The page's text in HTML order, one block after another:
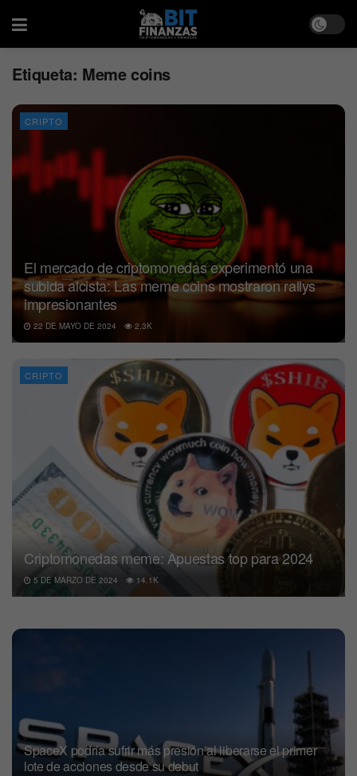
Etiqueta: Meme coins
CRIPTO
El mercado de criptomonedas experimentó una
subida alcista: Las meme coins mostraron rallys
impresionantes
22 DE MAYO DE 2024 2.3K
CRIPTO
Criptomonedas meme: Apuestas top para 2024
5 DE MARZO DE 2024 14.1K
SpaceX podría sufrir más presión al liberarse el primer
lote de acciones desde su debut